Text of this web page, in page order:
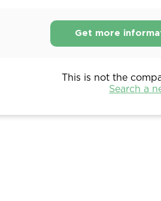
Get more
This is not the
Search a